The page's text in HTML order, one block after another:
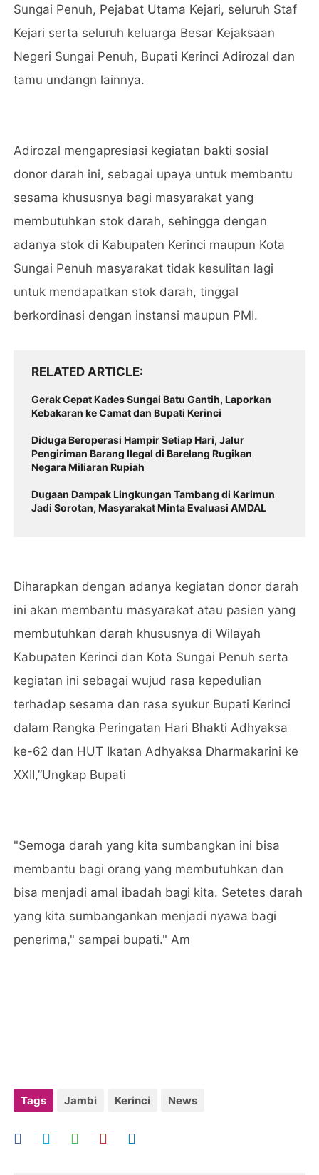
Sungai Penuh, Pejabat Utama Kejari, seluruh Staf
Kejari serta seluruh keluarga Besar Kejaksaan
Negeri Sungai Penuh, Bupati Kerinci Adirozal dan
tamu undangn lainnya.
Adirozal mengapresiasi kegiatan bakti sosial
donor darah ini, sebagai upaya untuk membantu
sesama khususnya bagi masyarakat yang
membutuhkan stok darah, sehingga dengan
adanya stok di Kabupaten Kerinci maupun Kota
Sungai Penuh masyarakat tidak kesulitan lagi
untuk mendapatkan stok darah, tinggal
berkordinasi dengan instansi maupun PMI.
RELATED ARTICLE
Gerak Cepat Kades Sungai Batu Gantih, Laporkan
Kebakaran ke Camat dan Bupati Kerinci
Diduga Beroperasi Hampir Setiap Hari, Jalur
Pengiriman Barang Ilegal di Barelang Rugikan
Negara Miliaran Rupiah
Dugaan Dampak Lingkungan Tambang di Karimun
Jadi Sorotan, Masyarakat Minta Evaluasi AMDAL
Diharapkan dengan adanya kegiatan donor darah
ini akan membantu masyarakat atau pasien yang
membutuhkan darah khususnya di Wilayah
Kabupaten Kerinci dan Kota Sungai Penuh serta
kegiatan ini sebagai wujud rasa kepedulian
terhadap sesama dan rasa syukur Bupati Kerinci
dalam Rangka Peringatan Hari Bhakti Adhyaksa
ke-62 dan HUT Ikatan Adhyaksa Dharmakarini ke
XXII,”Ungkap Bupati
"Semoga darah yang kita sumbangkan ini bisa
membantu bagi orang yang membutuhkan dan
bisa menjadi amal ibadah bagi kita. Setetes darah
yang kita sumbangankan menjadi nyawa bagi
penerima," sampai bupati." Am
Tags Jambi Kerinci News